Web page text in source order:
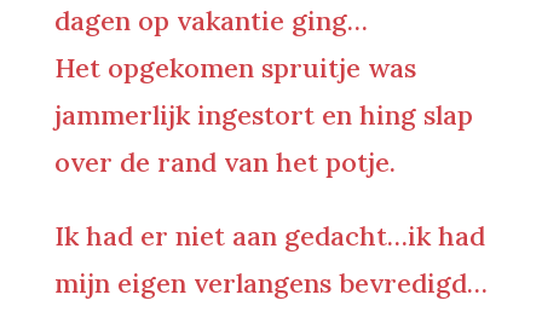
dagen op vakantie ging…
Het opgekomen spruitje was
jammerlijk ingestort en hing slap
over de rand van het potje.
Ik had er niet aan gedacht…ik had
mijn eigen verlangens bevredigd…